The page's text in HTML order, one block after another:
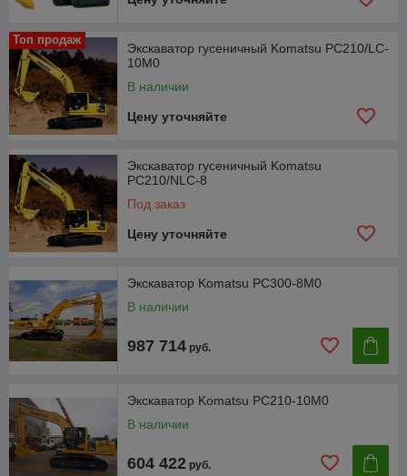
Топ продаж
Экскаватор гусеничный Komatsu PC210/LC-
10М0
В наличии
Цену уточняйте
Экскаватор гусеничный Komatsu
PC210/NLC-8
Под заказ
Цену уточняйте
Экскаватор Komatsu PC300-8M0
В наличии
987 714 руб.
Экскаватор Komatsu PC210-10M0
В наличии
604 422 руб.